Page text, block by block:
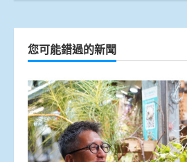
您可能錯過的新聞